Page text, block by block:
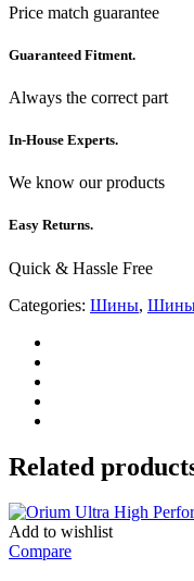
Price match guarantee
Guaranteed Fitment.
Always the correct part
In-House Experts.
We know our products
Easy Returns.
Quick & Hassle Free
Categories: Шины, Шины
Related
Add to wishlist
Compare